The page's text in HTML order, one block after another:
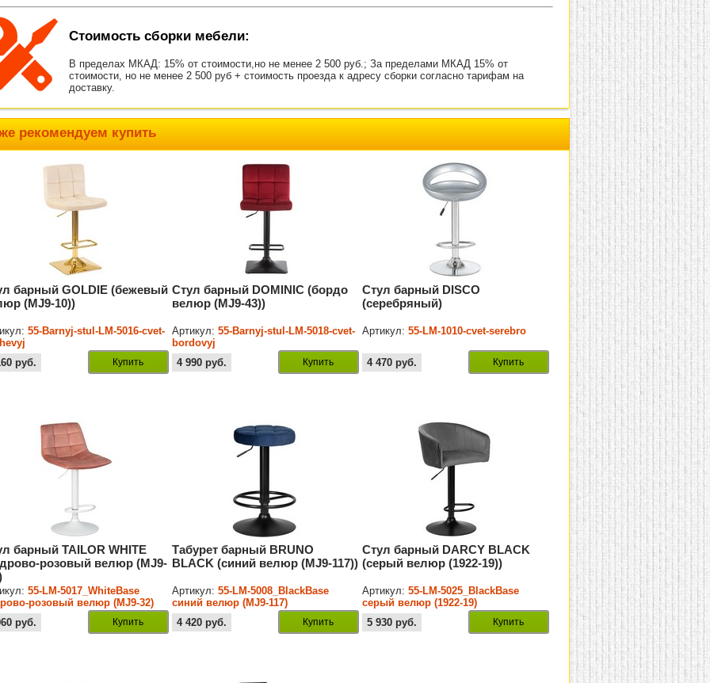
Стоимость сборки мебели:
В пределах МКАД: 15% от стоимости,но не менее 2 500 руб.; За пределами МКАД 15% от
стоимости, но не менее 2 500 руб + стоимость проезда к адресу сборки согласно тарифам на
доставку.
рекомендуем купить
барный GOLDIE (бежевый
(MJ9-10))
55-Barnyj-stul-LM-5016-cvet-
руб. Купить
Стул барный DOMINIC (бордо
велюр (MJ9-43))
Артикул:55-Barnyj-stul-LM-5018-cvet-
bordovyj
4 990 руб. Купить
Стул барный DISCO
(серебряный)
Артикул:55-LM-1010-cvet-serebro
4 470 руб. Купить
барный TAILOR WHITE
розовый велюр (MJ9-
55-LM-5017_WhiteBase
розовый велюр (MJ9-32)
руб. Купить
Табурет барный BRUNO
BLACK (синий велюр (MJ9-117))
Артикул:55-LM-5008_BlackBase
синий велюр (MJ9-117)
4 420 руб. Купить
Стул барный DARCY BLACK
(серый велюр (1922-19))
Артикул:55-LM-5025_BlackBase
серый велюр (1922-19)
5 930 руб. Купить